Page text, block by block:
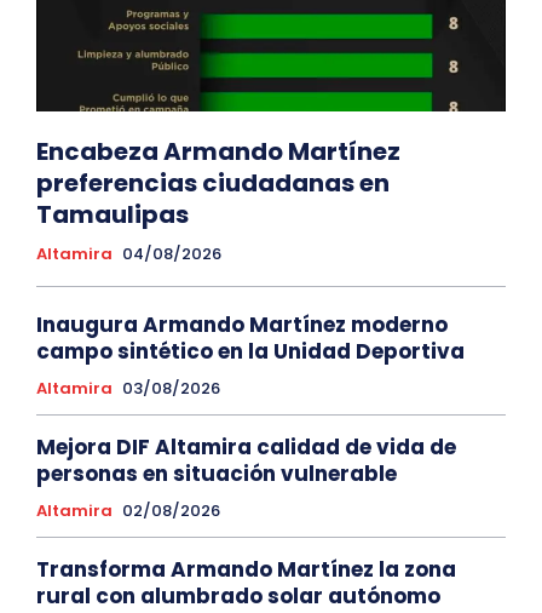
Encabeza Armando Martínez
preferencias ciudadanas en
Tamaulipas
Altamira 04/08/2026
Inaugura Armando Martínez moderno
campo sintético en la Unidad Deportiva
Altamira 03/08/2026
Mejora DIF Altamira calidad de vida de
personas en situación vulnerable
Altamira 02/08/2026
Transforma Armando Martínez la zona
rural con alumbrado solar autónomo